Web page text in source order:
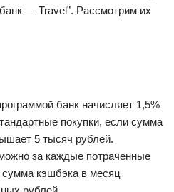
— Travel”. Рассмотрим их
банк начисляет 1,5%
покупки, если сумма
5 тысяч рублей.
за каждые потраченные
кэшбэка в месяц